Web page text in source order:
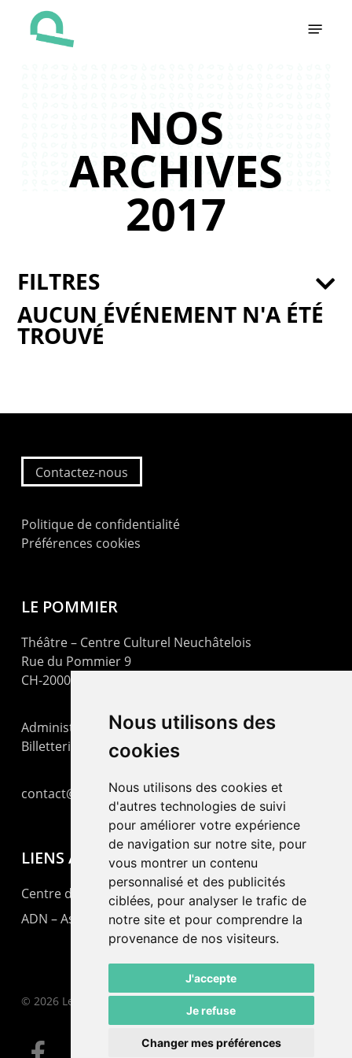
Nous utilisons des
cookies
Nous utilisons des cookies et
d'autres technologies de suivi
pour améliorer votre expérience
de navigation sur notre site, pour
vous montrer un contenu
personnalisé et des publicités
ciblées, pour analyser le trafic de
notre site et pour comprendre la
provenance de nos visiteurs.
J'accepte
Je refuse
Changer mes préférences
NOS
ARCHIVES
2017
AUCUN ÉVÉNEMENT N'A ÉTÉ
TROUVÉ
FILTRES
Contactez-nous
Politique de confidentialité
Préférences cookies
LE POMMIER
Théâtre – Centre Culturel Neuchâtelois
Rue du Pommier 9
CH-2000 Neuchâtel
Administration : +41 32 725 03 03
Billetterie : +41 32 725 05 05
contact@lepommier.ch
LIENS AMIS
Centre de culture ABC
ADN – Association Danse Neuchâtel
© 2026 Le Pommier.
facebook email